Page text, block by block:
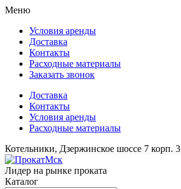
Меню
Условия аренды
Доставка
Контакты
Расходные материалы
Заказать звонок
Доставка
Контакты
Условия аренды
Расходные материалы
Котельники, Дзержинское шоссе 7 корп. 3
Лидер на рынке проката
Каталог